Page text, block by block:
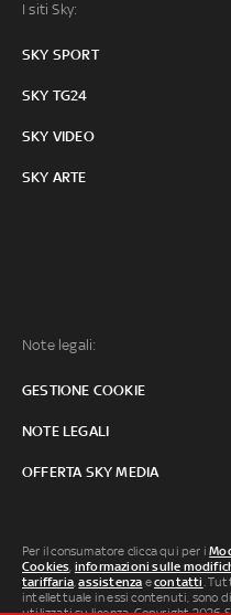
I siti Sky:
SKY SPORT
SKY TG24
SKY VIDEO
SKY ARTE
Note legali:
GESTIONE COOKIE
NOTE LEGALI
OFFERTA SKY MEDIA
Per il consumatore clicca qui per i
Cookies, informazioni sulle
tariffaria,assistenza econtatti.
intellettuale in essi contenuti, sono